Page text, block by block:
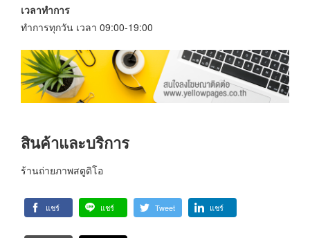
เวลาทำการ
ทำการทุกวัน เวลา 09:00-19:00
สินค้าและบริการ
ร้านถ่ายภาพสตูดิโอ
แชร์ แชร์ Tweet แชร์